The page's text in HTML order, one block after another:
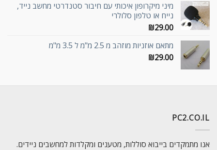
מיני מיקרופון איכותי עם חיבור סטנדרטי מחשב נייד,
נייח או טלפון סלולרי
₪29.00
מתאם אוזניות מוזהב מ 2.5 מ"מ ל 3.5 מ"מ
₪29.00
PC2.CO.IL
אנו מתמקדים בייבוא סוללות, מטענים ומקלדות למחשבים ניידים.